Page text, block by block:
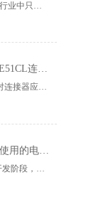
在lvds线束行业中只要涉及到高清信号传输、屏蔽效果要求高的线束基本上都会用到极细同轴线，其利用HotBar设备进行焊接加工，两端的接头基本就是焊接式连接器类型了,那使用极细同轴线的优势有哪些？
国产FI-RE51CL连接器为5G高清信号提供应用支持 「轩业」
5G的时代对连接器应用要求更加严苛，无论是在高清信号、传输速率、屏蔽要求等层次都需要更加专业，优良的品质才能有完美的视觉体验和产品竞争力。在液晶屏线领域，相信对此款lvd连接器一定不陌生，它就是FI-RE连接器系列。它有三个规格：穿端子款、FFC款、焊接款。在4K/8K高清领域对信号干扰、屏蔽效果的要求不仅体现......
如何避免使用的电子连接器型号在采购和货期上不受影响？
在新项目开发阶段，很多采购人员在工作中可能都会遇到这样一个问题，工程师罗列出来的产品型号在索样上都困难重重，直到小批量试产时不是没有现货就是货期长。看到这里您可能在想曾经自己也经历过或正在经历之中，为什么会出现这种情况呢？随着电子产品结构的变化，电子连接器的更替也是比较快的。连接器在销售过程中......